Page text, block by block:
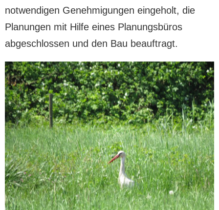
notwendigen Genehmigungen eingeholt, die
Planungen mit Hilfe eines Planungsbüros
abgeschlossen und den Bau beauftragt.